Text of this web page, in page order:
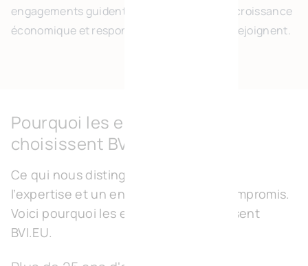
engagements guident chaque projet, là où croissance
économique et responsabilité sociétale se rejoignent.
Pourquoi les entreprises
choisissent BVI.EU
Ce qui nous distingue ? L’expérience,
l’expertise et un engagement sans compromis.
Voici pourquoi les entreprises choisissent
BVI.EU.